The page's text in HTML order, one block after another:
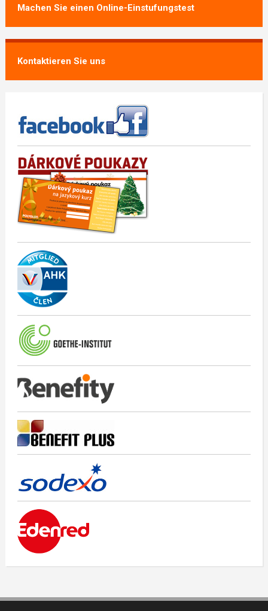
Machen Sie einen Online-Einstufungstest
Kontaktieren Sie uns